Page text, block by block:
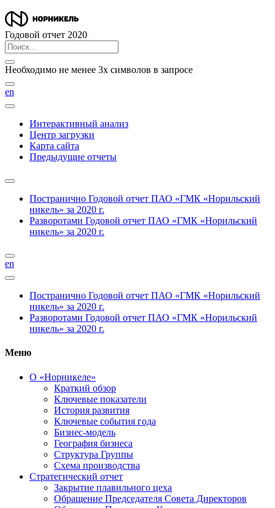
Годовой отчет 2020
Необходимо не менее 3х символов в запросе
en
Интерактивный анализ
Центр загрузки
Карта сайта
Предыдущие отчеты
Постранично Годовой отчет ПАО «ГМК «Норильский
никель» за 2020 г.
Разворотами Годовой отчет ПАО «ГМК «Норильский
никель» за 2020 г.
en
Постранично Годовой отчет ПАО «ГМК «Норильский
никель» за 2020 г.
Разворотами Годовой отчет ПАО «ГМК «Норильский
никель» за 2020 г.
Меню
О «Норникеле»
Краткий обзор
Ключевые показатели
История развития
Ключевые события года
Бизнес-модель
География бизнеса
Структура Группы
Схема производства
Стратегический отчет
Закрытие плавильного цеха
Обращение Председателя Совета Директоров